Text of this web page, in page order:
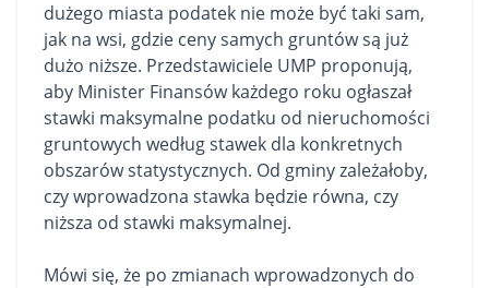
dużego miasta podatek nie może być taki sam,
jak na wsi, gdzie ceny samych gruntów są już
dużo niższe. Przedstawiciele UMP proponują,
aby Minister Finansów każdego roku ogłaszał
stawki maksymalne podatku od nieruchomości
gruntowych według stawek dla konkretnych
obszarów statystycznych. Od gminy zależałoby,
czy wprowadzona stawka będzie równa, czy
niższa od stawki maksymalnej.
Mówi się, że po zmianach wprowadzonych do